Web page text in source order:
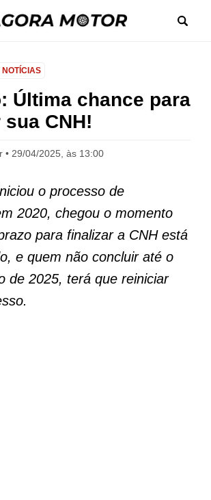
NOTÍCIAS
Última chance para
CNH!
29/04/2025, às 13:00
o processo de
2020, chegou o momento
para finalizar a CNH está
e quem não concluir até o
de 2025, terá que reiniciar